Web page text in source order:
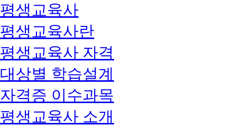
평생교육사
평생교육사란
평생교육사 자격
대상별 학습설계
자격증 이수과목
평생교육사 소개